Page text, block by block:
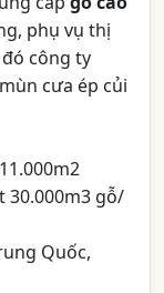
phụ vụ thị
công ty
cưa ép củi
30.000m3 gỗ/
Quốc,